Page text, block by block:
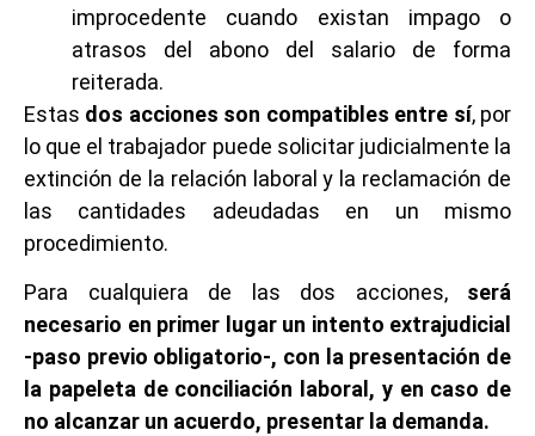
improcedente cuando existan impago o
atrasos del abono del salario de forma
reiterada.
Estas dos acciones son compatibles entre sí, por
lo que el trabajador puede solicitar judicialmente la
extinción de la relación laboral y la reclamación de
las cantidades adeudadas en un mismo
procedimiento.
Para cualquiera de las dos acciones, será
necesario en primer lugar un intento extrajudicial
-paso previo obligatorio-, con la presentación de
la papeleta de conciliación laboral, y en caso de
no alcanzar un acuerdo, presentar la demanda.